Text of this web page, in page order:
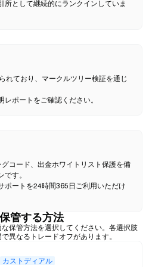
動性の深さにより価格が中央集権
ご注意ください。ほとんどのDEX
所として継続的にランクインしていま
れており、マークルツリー検証を通じ
ポートをご確認ください。
コード、出金ホワイトリスト保護を備
す。
ポートを24時間365日ご利用いただけ
管する方法
保管方法を選択してください。各選択肢
異なるトレードオフがあります。
カストディアル